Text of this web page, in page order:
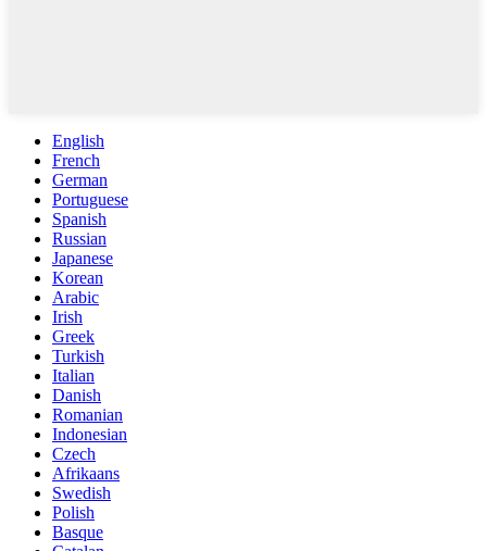
English
French
German
Portuguese
Spanish
Russian
Japanese
Korean
Arabic
Irish
Greek
Turkish
Italian
Danish
Romanian
Indonesian
Czech
Afrikaans
Swedish
Polish
Basque